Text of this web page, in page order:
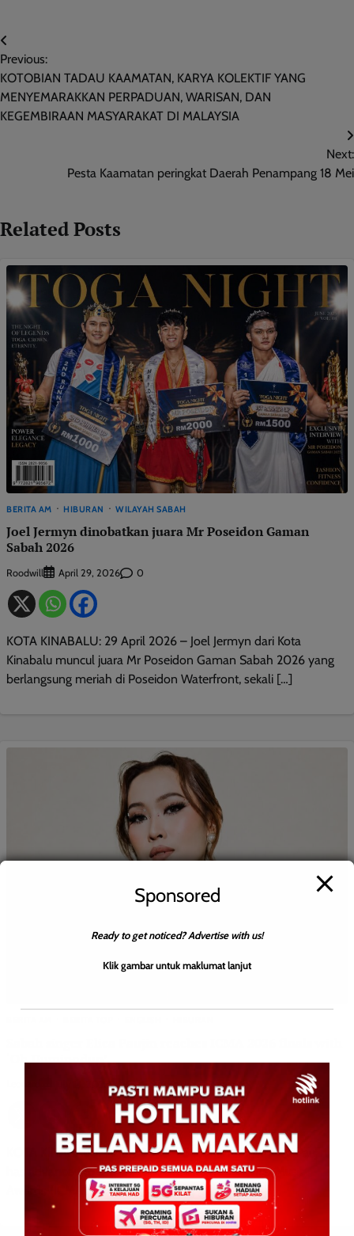
Post
navigation
Previous:
KOTOBIAN TADAU KAAMATAN, KARYA KOLEKTIF YANG
MENYEMARAKKAN PERPADUAN, WARISAN, DAN
KEGEMBIRAAN MASYARAKAT DI MALAYSIA
Next:
Pesta Kaamatan peringkat Daerah Penampang 18 Mei
Related Posts
BERITA AM HIBURAN WILAYAH SABAH
Joel Jermyn dinobatkan juara Mr Poseidon Gaman
Sabah 2026
Roodwill April 29, 2026 0
KOTA KINABALU: 29 April 2026 – Joel Jermyn dari Kota
Kinabalu muncul juara Mr Poseidon Gaman Sabah 2026 yang
berlangsung meriah di Poseidon Waterfront, sekali […]
‘Oh Huminodun’
July 14, 2026 0
KOTA KINABALU: 14 July 2026 – Sabahan singer Elica Paujin
has advanced to the finals of the InterContinental Music
Awards (ICMA) 2026 with her song […]
Sponsored
Ready to get noticed? Advertise with us!
Klik gambar untuk maklumat lanjut